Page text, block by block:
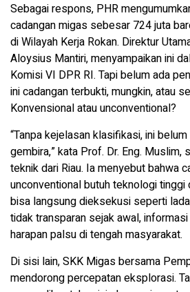
Sebagai respons, PHR
cadangan migas sebesar 724 juta
di Wilayah Kerja Rokan. Direktur
Aloysius Mantiri, menyampaikan ini
Komisi VI DPR RI. Tapi belum ada
ini cadangan terbukti, mungkin, atau
Konvensional atau unconventional?
“Tanpa kejelasan klasifikasi, ini
gembira,” kata Prof. Dr. Eng. Muslim,
teknik dari Riau. Ia menyebut bahwa
unconventional butuh teknologi tinggi
bisa langsung dieksekusi seperti
tidak transparan sejak awal,
harapan palsu di tengah masyarakat.
Di sisi lain, SKK Migas bersama
mendorong percepatan eksplorasi.